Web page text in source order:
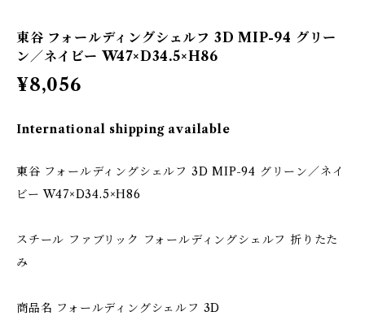
東谷 フォールディングシェルフ 3D MIP-94 グリー
ン／ネイビー W47×D34.5×H86
¥8,056
International shipping available
東谷 フォールディングシェルフ 3D MIP-94 グリーン／ネイ
ビー W47×D34.5×H86
スチール ファブリック フォールディングシェルフ 折りたた
み
商品名 フォールディングシェルフ 3D